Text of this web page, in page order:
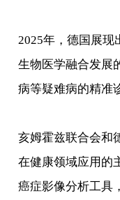
2025年，德国展
生物医学融合发展
病等疑难病的精准
亥姆霍兹联合会和
在健康领域应用的
癌症影像分析工具